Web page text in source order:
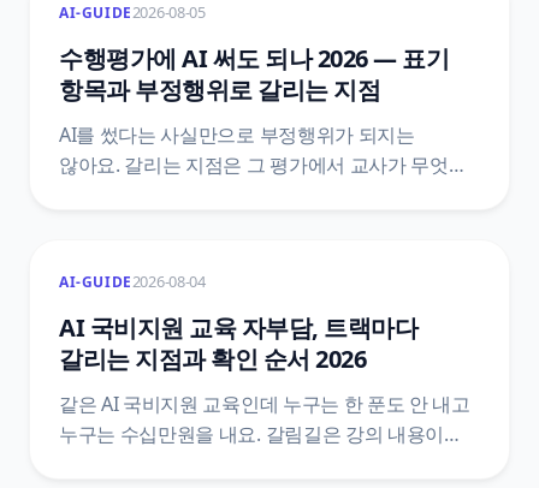
AI-GUIDE2026-08-05
수행평가에 AI 써도 되나 2026 — 표기
항목과 부정행위로 갈리는 지점
AI를 썼다는 사실만으로 부정행위가 되지는
않아요. 갈리는 지점은 그 평가에서 교사가 무엇을
AI-GUIDE2026-08-04
AI 국비지원 교육 자부담, 트랙마다
갈리는 지점과 확인 순서 2026
같은 AI 국비지원 교육인데 누구는 한 푼도 안 내고
누구는 수십만원을 내요. 갈림길은 강의 내용이